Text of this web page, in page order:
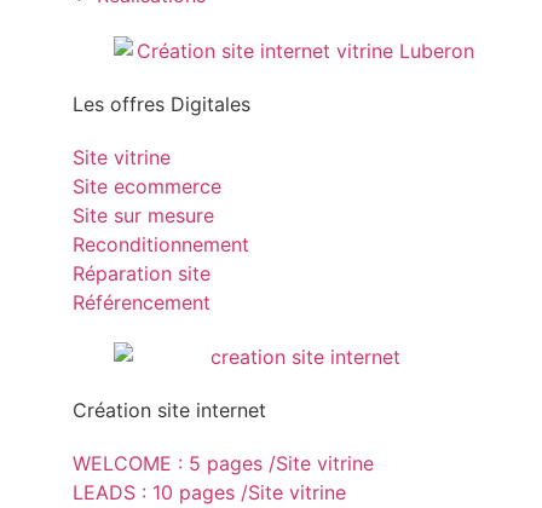
Les offres Digitales
Site vitrine
Site ecommerce
Site sur mesure
Reconditionnement
Réparation site
Référencement
Création site internet
WELCOME : 5 pages /Site vitrine
LEADS : 10 pages /Site vitrine